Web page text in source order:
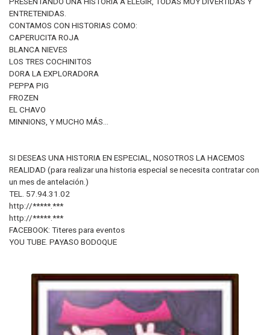
ENTRETENIDAS.
CONTAMOS CON HISTORIAS COMO:
CAPERUCITA ROJA
BLANCA NIEVES
LOS TRES COCHINITOS
DORA LA EXPLORADORA
PEPPA PIG
FROZEN
EL CHAVO
MINNIONS, Y MUCHO MÁS...
SI DESEAS UNA HISTORIA EN ESPECIAL, NOSOTROS LA HACEMOS
REALIDAD (para realizar una historia especial se necesita contratar con
un mes de antelación.)
TEL. 57.94.31.02
http://*****.***
http://*****.***
FACEBOOK: Titeres para eventos
YOU TUBE. PAYASO BODOQUE